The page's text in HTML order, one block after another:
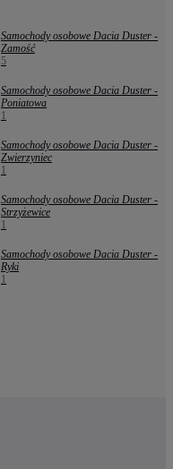
Samochody osobowe Dacia Duster -
Zamość
5
Samochody osobowe Dacia Duster -
Poniatowa
1
Samochody osobowe Dacia Duster -
Zwierzyniec
1
Samochody osobowe Dacia Duster -
Strzyżewice
1
Samochody osobowe Dacia Duster -
Ryki
1